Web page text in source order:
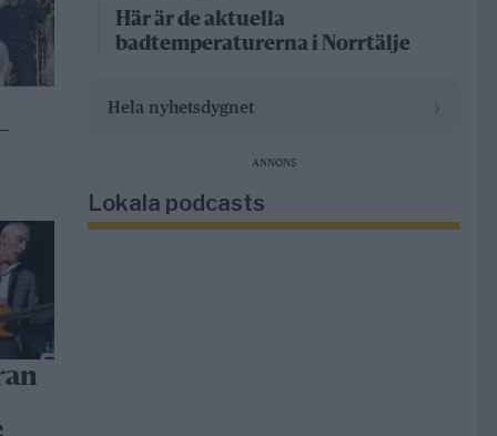
Här är de aktuella
badtemperaturerna i Norrtälje
Hela nyhetsdygnet
ANNONS
Lokala podcasts